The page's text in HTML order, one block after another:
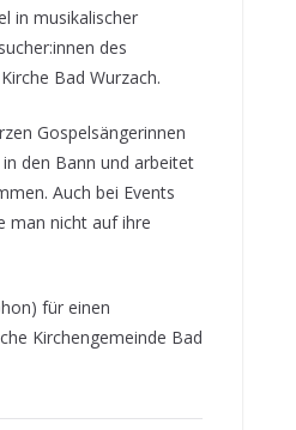
in musikalischer
des
Bad Wurzach.
Gospelsängerinnen
den Bann und arbeitet
Auch bei Events
man nicht auf ihre
für einen
Kirchengemeinde Bad